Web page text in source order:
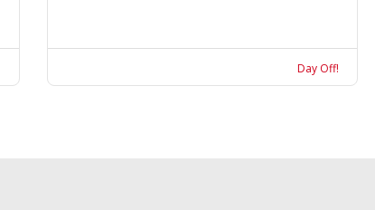
Day Off!